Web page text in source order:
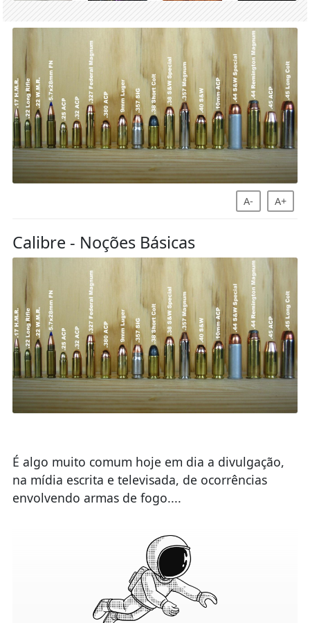
A- A+
Calibre - Noções Básicas
É algo muito comum hoje em dia a divulgação,
na mídia escrita e televisada, de ocorrências
envolvendo armas de fogo....